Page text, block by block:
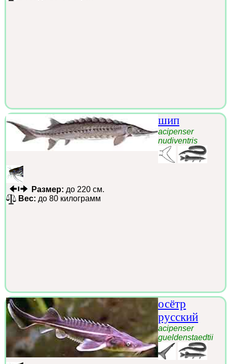
шип
acipenser
nudiventris
Размер: до 220 см.
Вес: до 80 килограмм
осётр
русский
acipenser
gueldenstaedtii